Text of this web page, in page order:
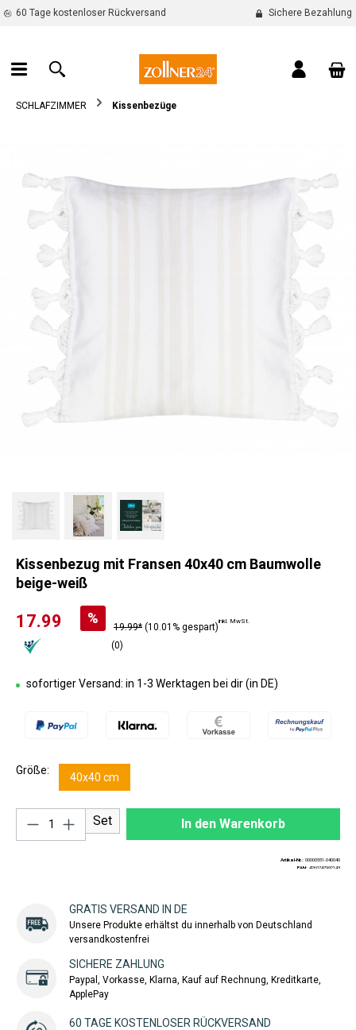
springen
60 Tage kostenloser Rückversand Sichere Bezahlung
SCHLAFZIMMER Kissenbezüge
Kissenbezug mit Fransen 40x40 cm Baumwolle
beige-weiß
17.99 %
19.99* (10.01% gespart)
inkl. MwSt.
(0)
sofortiger Versand: in 1-3 Werktagen bei dir (in DE)
Größe:
40x40 cm
Produkt Anzahl: Gib den gewünschten
Set In den Warenkorb
Artikel-Nr.: 00000551-040040
EAN: 4260747992143
GRATIS VERSAND IN DE
Unsere Produkte erhältst du innerhalb von Deutschland
versandkostenfrei
SICHERE ZAHLUNG
Paypal, Vorkasse, Klarna, Kauf auf Rechnung, Kreditkarte,
ApplePay
60 TAGE KOSTENLOSER RÜCKVERSAND